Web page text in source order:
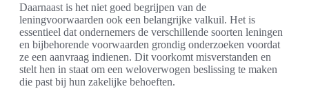
Daarnaast is het niet goed begrijpen van de
leningvoorwaarden ook een belangrijke valkuil. Het is
essentieel dat ondernemers de verschillende soorten leningen
en bijbehorende voorwaarden grondig onderzoeken voordat
ze een aanvraag indienen. Dit voorkomt misverstanden en
stelt hen in staat om een weloverwogen beslissing te maken
die past bij hun zakelijke behoeften.